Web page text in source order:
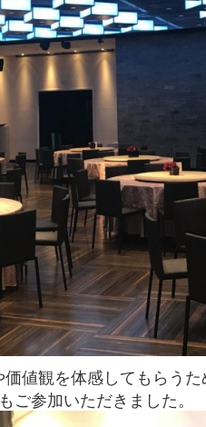
値観を体感してもらうた
参加いただきました。